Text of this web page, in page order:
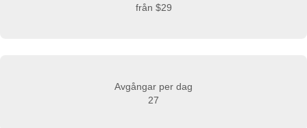
från $29
Avgångar per dag
27